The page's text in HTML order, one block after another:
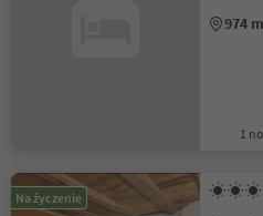
974 m
1
Na życzenie